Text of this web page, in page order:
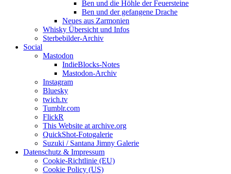
Ben und die Höhle der Feuersteine
Ben und der gefangene Drache
Neues aus Zarmonien
Whisky Übersicht und Infos
Sterbebilder-Archiv
Social
Mastodon
IndieBlocks-Notes
Mastodon-Archiv
Instagram
Bluesky
twich.tv
Tumblr.com
FlickR
This Website at archive.org
QuickShot-Fotogalerie
Suzuki / Santana Jimny Galerie
Datenschutz & Impressum
Cookie-Richtlinie (EU)
Cookie Policy (US)